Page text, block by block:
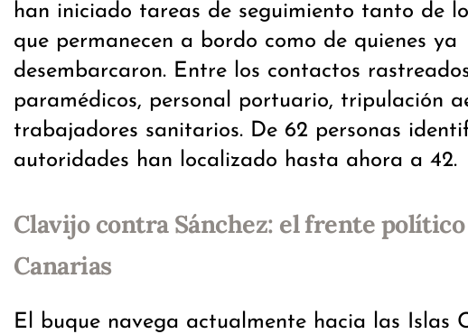
han iniciado tareas de seguimiento tanto de
que permanecen a bordo como de quienes ya
desembarcaron. Entre los contactos
paramédicos, personal portuario, tripulación
trabajadores sanitarios. De 62 personas
autoridades han localizado hasta ahora a 42.
Clavijo contra Sánchez: el frente
Canarias
El buque navega actualmente hacia las Islas